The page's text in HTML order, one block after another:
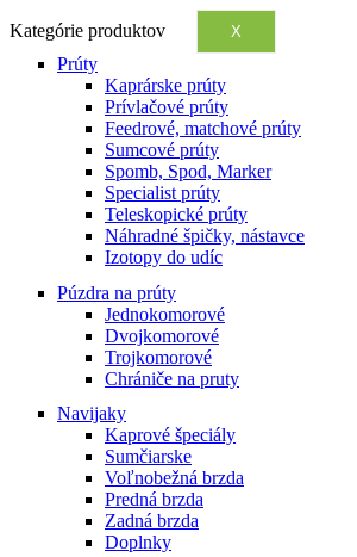
Kategórie produktov X
Prúty
Kaprárske prúty
Prívlačové prúty
Feedrové, matchové prúty
Sumcové prúty
Spomb, Spod, Marker
Specialist prúty
Teleskopické prúty
Náhradné špičky, nástavce
Izotopy do udíc
Púzdra na prúty
Jednokomorové
Dvojkomorové
Trojkomorové
Chrániče na pruty
Navijaky
Kaprové špeciály
Sumčiarske
Voľnobežná brzda
Predná brzda
Zadná brzda
Doplnky